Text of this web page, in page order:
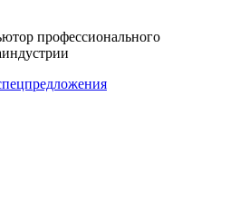
профессионального